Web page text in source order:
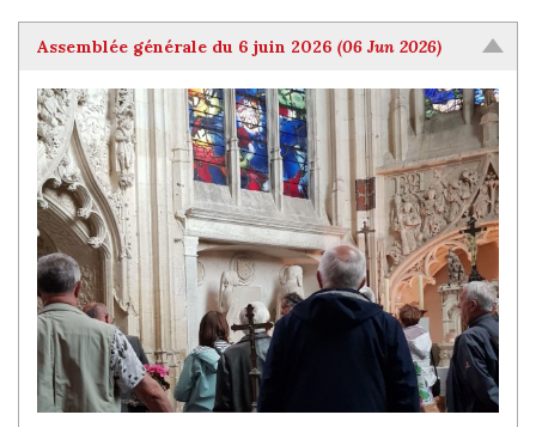
Assemblée générale du 6 juin 2026 (06 Jun 2026)